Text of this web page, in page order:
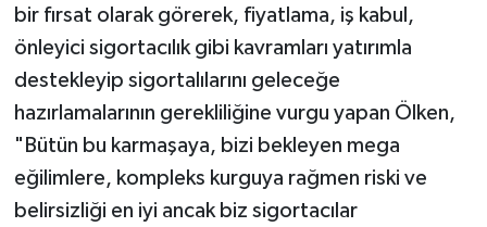
bir fırsat olarak görerek, fiyatlama, iş kabul,
önleyici sigortacılık gibi kavramları yatırımla
destekleyip sigortalılarını geleceğe
hazırlamalarının gerekliliğine vurgu yapan Ölken,
"Bütün bu karmaşaya, bizi bekleyen mega
eğilimlere, kompleks kurguya rağmen riski ve
belirsizliği en iyi ancak biz sigortacılar